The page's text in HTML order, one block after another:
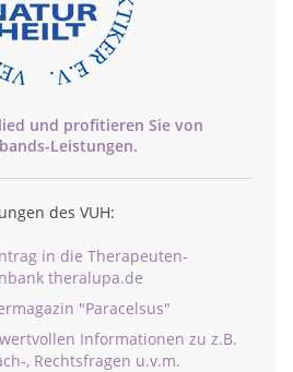
und profitieren Sie von
Leistungen.
des VUH:
in die Therapeuten-
theralupa.de
"Paracelsus"
Informationen zu z.B.
, Rechtsfragen u.v.m.